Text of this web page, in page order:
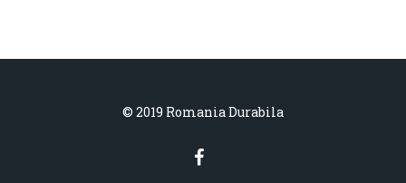
© 2019 Romania Durabila